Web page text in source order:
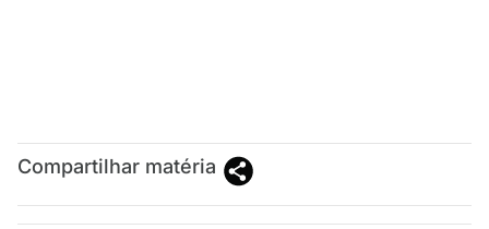
Compartilhar matéria